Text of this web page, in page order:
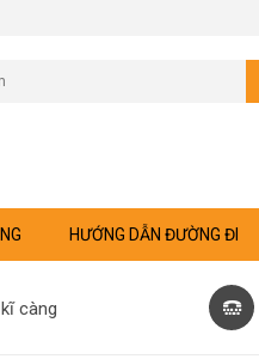
HƯỚNG DẪN ĐƯỜNG ĐI
càng